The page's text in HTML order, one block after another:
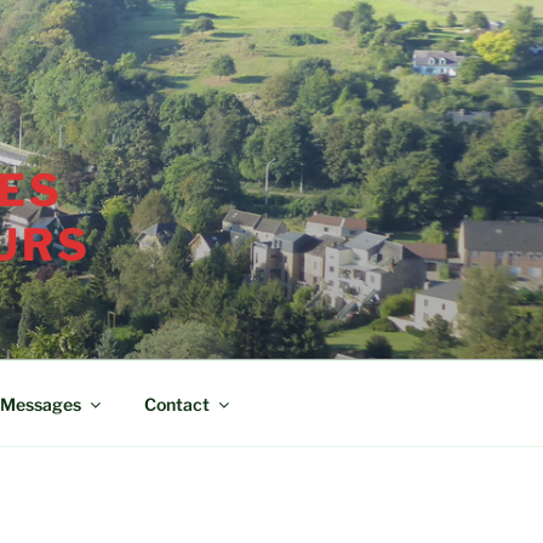
Messages Contact